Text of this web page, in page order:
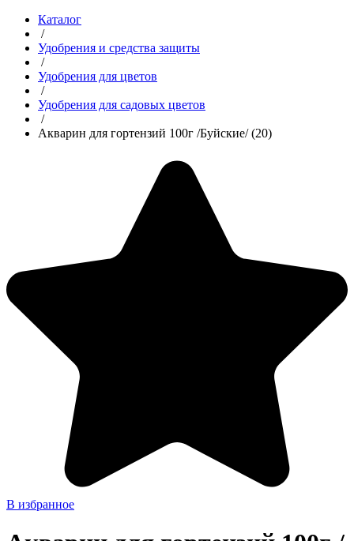
Каталог
/
Удобрения и средства защиты
/
Удобрения для цветов
/
Удобрения для садовых цветов
/
Акварин для гортензий 100г /Буйские/ (20)
В избранное